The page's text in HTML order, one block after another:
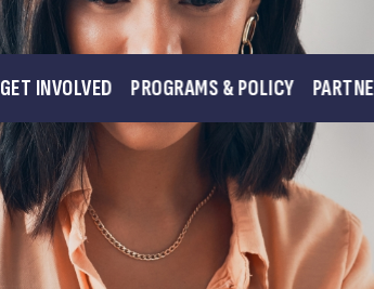
GET INVOLVED PROGRAMS & POLICY